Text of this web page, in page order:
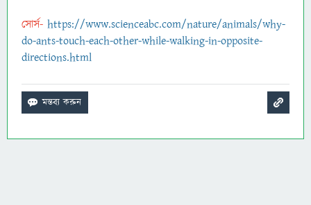
সোর্স- https://www.scienceabc.com/nature/animals/why-
do-ants-touch-each-other-while-walking-in-opposite-
directions.html